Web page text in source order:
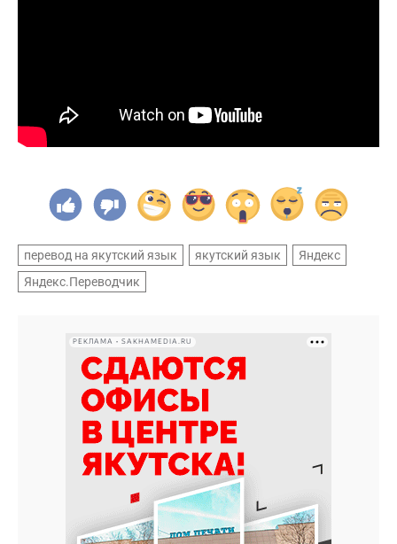
перевод на якутский язык якутский язык
Яндекс
Яндекс.Переводчик
РЕКЛАМА • SAKHAMEDIA.RU